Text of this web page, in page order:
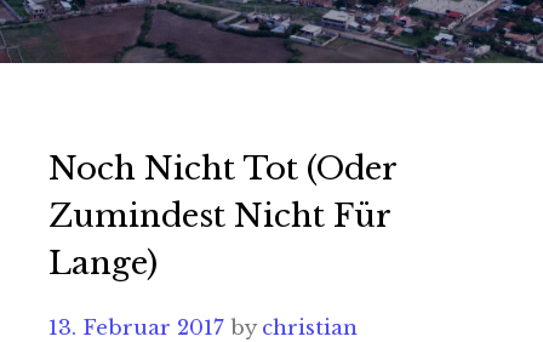
Noch Nicht Tot (oder
Zumindest Nicht Für
Lange)
13. Februar 2017 bychristian